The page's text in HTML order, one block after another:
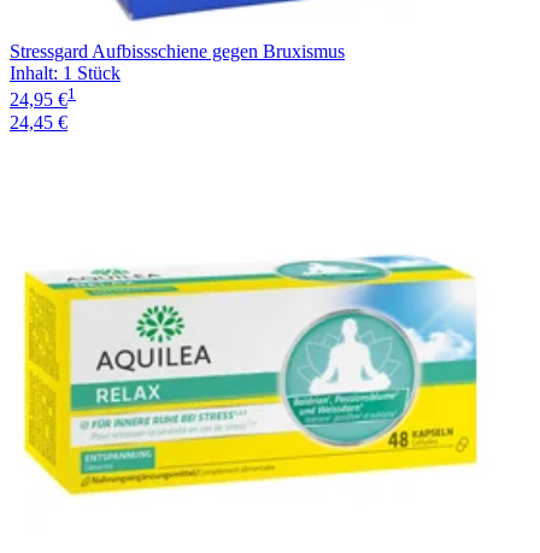
Stressgard Aufbissschiene gegen Bruxismus
Inhalt: 1 Stück
24,95 €1
24,45 €